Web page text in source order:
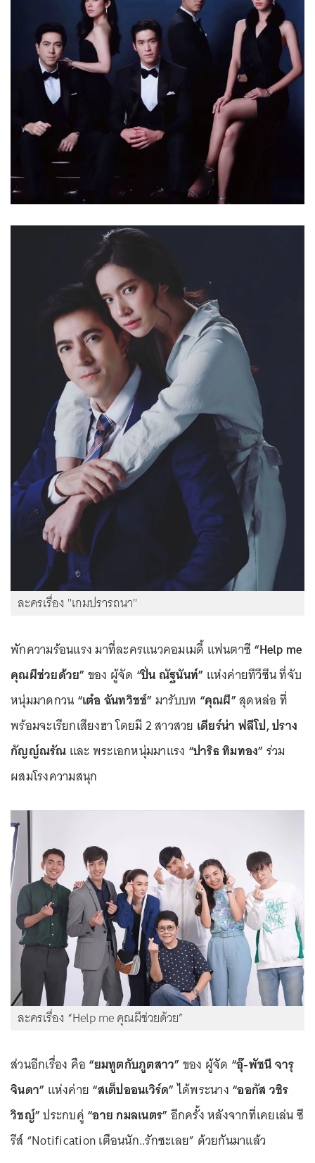
ละครเรื่อง "เกมปรารถนา"
พักความร้อนแรง มาที่ละครแนวคอมเมดี้ แฟนตาซี “Help me
คุณผีช่วยด้วย” ของ ผู้จัด “ปิ่น ณัฐนันท์” แห่งค่ายทีวีซีน ที่จับ
หนุ่มมาดกวน “เต๋อ ฉันทวิชช์” มารับบท “คุณผี”สุดหล่อ ที่
พร้อมจะเรียกเสียงฮา โดยมี 2 สาวสวย เดียร์น่า ฟลีโป, ปราง
กัญญ์ณรัณ และ พระเอกหนุ่มมาแรง “ปาริธ ทิมทอง” ร่วม
ผสมโรงความสนุก
ละครเรื่อง “Help me คุณผีช่วยด้วย”
ส่วนอีกเรื่อง คือ “ยมทูตกับภูตสาว” ของ ผู้จัด “อุ๊-พัชนี จารุ
จินดา” แห่งค่าย “สเต็ปออนเวิร์ด”ได้พระนาง “ออกัส วชิร
วิชญ์”ประกบคู่ “อาย กมลเนตร” อีกครั้ง หลังจากที่เคยเล่น ซี
รีส์ “Notification เตือนนัก..รักซะเลย” ด้วยกันมาแล้ว